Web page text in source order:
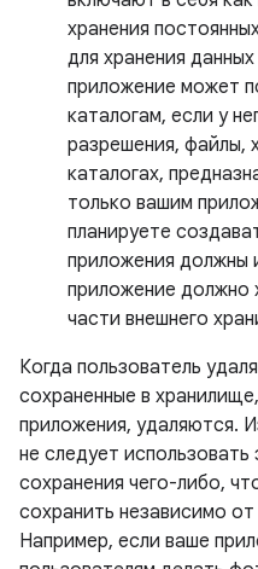
хранения
для хранения
приложение может
каталогам, если у
разрешения, файлы,
каталогах,
только вашим
планируете
приложения должны
приложение должно
части внешнего
Когда пользователь
сохраненные в
приложения, удаляются.
не следует
сохранения чего-либо,
сохранить независимо
Например, если ваше